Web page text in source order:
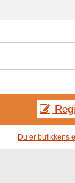
Du er butikkens